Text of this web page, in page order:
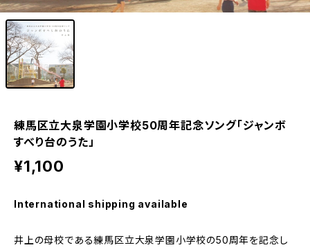
練馬区立大泉学園小学校50周年記念ソング「ジャンボ
すべり台のうた」
¥1,100
International shipping available
井上の母校である練馬区立大泉学園小学校の50周年を記念し